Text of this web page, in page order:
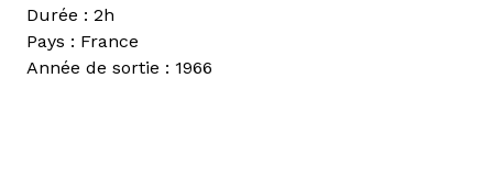
Durée : 2h
Pays : France
Année de sortie : 1966